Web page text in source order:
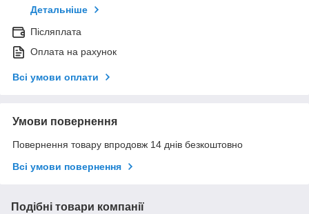
Детальніше
Післяплата
Оплата на рахунок
Всі умови оплати
Умови повернення
Повернення товару впродовж 14 днів безкоштовно
Всі умови повернення
Подібні товари компанії